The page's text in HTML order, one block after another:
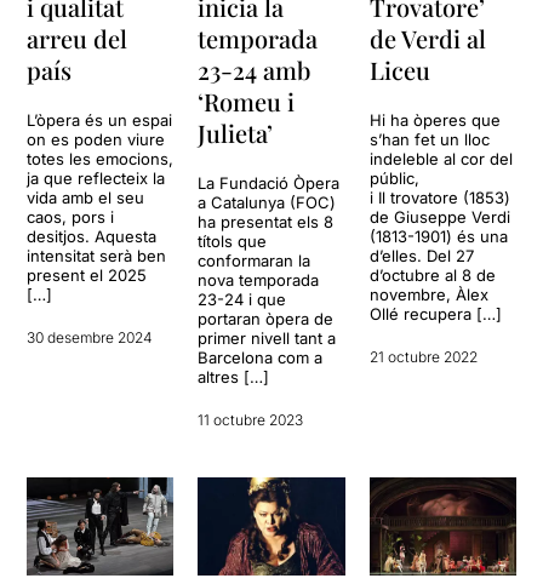
i qualitat
arreu del
país
L’òpera és un espai
on es poden viure
totes les emocions,
ja que reflecteix la
vida amb el seu
caos, pors i
desitjos. Aquesta
intensitat serà ben
present el 2025
[…]
30 desembre 2024
inicia la
temporada
23-24 amb
‘Romeu i
Julieta’
La Fundació Òpera
a Catalunya (FOC)
ha presentat els 8
títols que
conformaran la
nova temporada
23-24 i que
portaran òpera de
primer nivell tant a
Barcelona com a
altres […]
11 octubre 2023
Trovatore’
de Verdi al
Liceu
Hi ha òperes que
s’han fet un lloc
indeleble al cor del
públic,
i Il trovatore (1853)
de Giuseppe Verdi
(1813-1901) és una
d’elles. Del 27
d’octubre al 8 de
novembre, Àlex
Ollé recupera […]
21 octubre 2022